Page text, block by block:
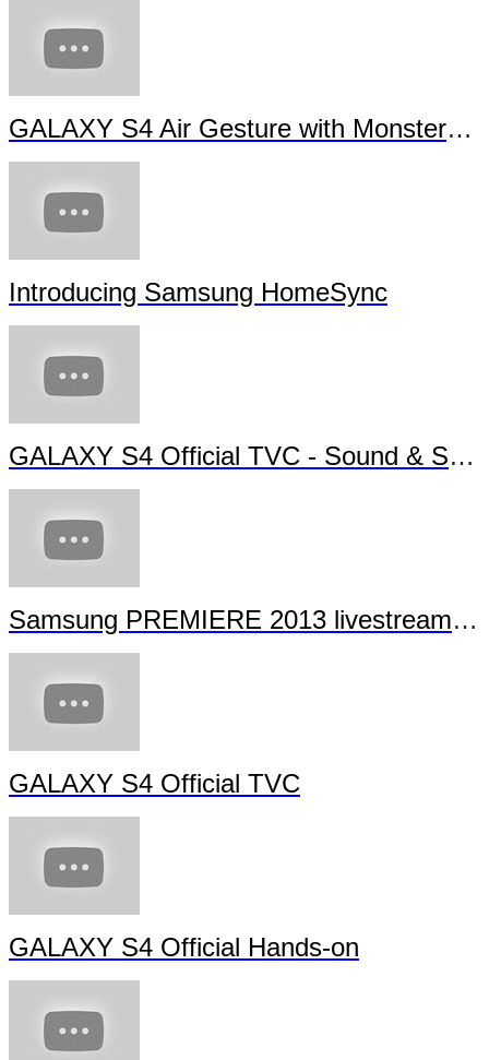
GALAXY S4 Air Gesture with Monsters University
Introducing Samsung HomeSync
GALAXY S4 Official TVC - Sound & Shot
Samsung PREMIERE 2013 livestream (full length)
GALAXY S4 Official TVC
GALAXY S4 Official Hands-on